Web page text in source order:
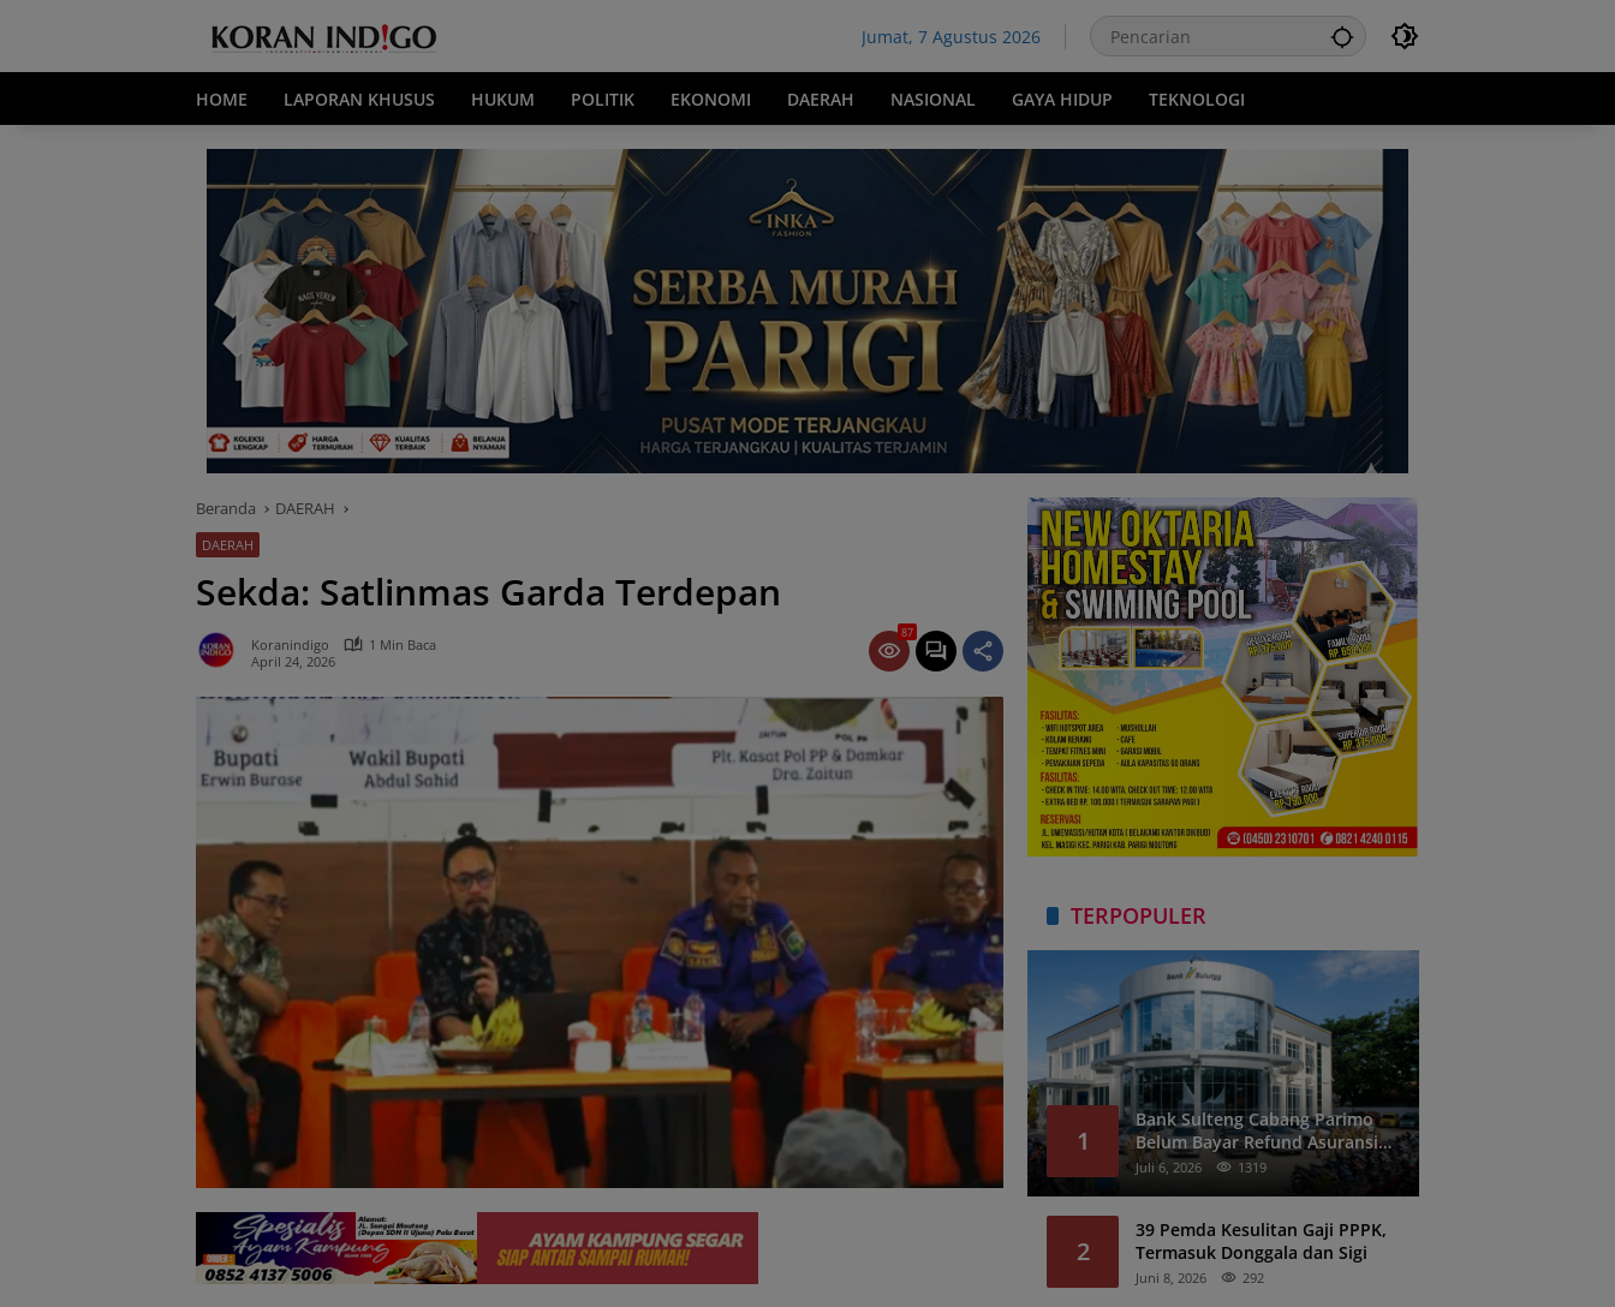
Jumat, 7 Agustus 2026
HOME LAPORAN KHUSUS HUKUM POLITIK EKONOMI DAERAH NASIONAL GAYA HIDUP TEKNOLOGI
Beranda DAERAH
DAERAH
Sekda: Satlinmas Garda Terdepan
Koranindigo
1 Min Baca
April 24, 2026
87
TERPOPULER
1
Bank Sulteng Cabang Parimo
Belum Bayar Refund Asuransi
Kredit PNS?
Juli 6, 2026 1319
2
39 Pemda Kesulitan Gaji PPPK,
Termasuk Donggala dan Sigi
Juni 8, 2026 292